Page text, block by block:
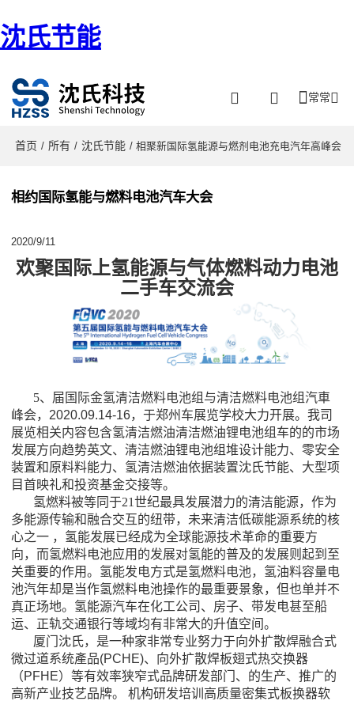
沈氏节能
常常
首页 / 所有 / 沈氏节能 / 相聚新国际氢能源与燃剂电池充电汽年高峰会
相约国际氢能与燃料电池汽车大会
2020/9/11
欢聚国际上氢能源与气体燃料动力电池
二手车交流会
5、届国际金氢清洁燃料电池组与清洁燃料电池组汽車
峰会， 2020.09.14-16，于郑州车展览学校大力开展。我司
展览相关内容包含氢清洁燃油清洁燃油锂电池组车的的市场
发展方向趋势英文、清洁燃油锂电池组堆设计能力、零安全
装置和原料料能力、氢清洁燃油依据装置沈氏节能、大型项
目首映礼和投资基金交接等。
氢燃料被等同于21世纪最具发展潜力的清洁能源，作为
多能源传输和融合交互的纽带，未来清洁低碳能源系统的核
心之一 ，氢能发展已经成为全球能源技术革命的重要方
向，而氢燃料电池应用的发展对氢能的普及的发展则起到至
关重要的作用。氢能发电方式是氢燃料电池， 氢油料容量电
池汽年却是当作氢燃料电池操作的最重要景象，但也单并不
真正场地。氢能源汽车在化工公司、房子、带发电甚至船
运、正轨交通银行等域均有非常大的升值空间。
厦门沈氏， 是一种家非常专业努力于向外扩散焊融合式
微过道系统產品(PCHE)、向外扩散焊板翅式热交换器
（PFHE）等有效率狭窄式品牌研发部门、的生产、推广的
高新产业技艺品牌。 机构研发培训高质量密集式板换器软